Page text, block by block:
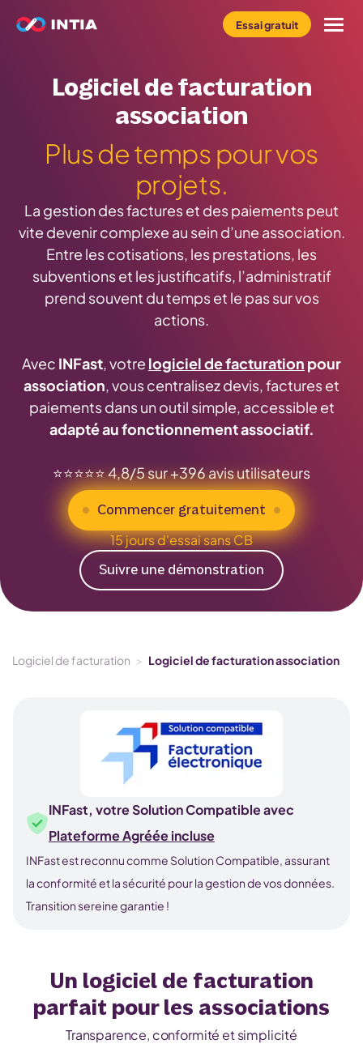
Essai gratuit
Le logiciel INFast
Tarifs
Ressources
Logiciel de facturation
association
Plus de temps pour vos
projets.
La gestion des factures et des paiements peut
vite devenir complexe au sein d’une association.
Entre les cotisations, les prestations, les
subventions et les justificatifs, l’administratif
prend souvent du temps et le pas sur vos
actions.
Avec INFast, votre logiciel de facturation pour
association, vous centralisez devis, factures et
paiements dans un outil simple, accessible et
adapté au fonctionnement associatif.
⭐️⭐️⭐️⭐️⭐️ 4,8/5 sur +396 avis utilisateurs
Commencer gratuitement
15 jours d'essai sans CB
Suivre une démonstration
Logiciel de facturation > Logiciel de facturation association
INFast, votre Solution Compatible avec
Plateforme Agréée incluse
INFast est reconnu comme Solution Compatible, assurant
la conformité et la sécurité pour la gestion de vos données.
Transition sereine garantie !
Un logiciel de facturation
parfait pour les associations
Transparence, conformité et simplicité